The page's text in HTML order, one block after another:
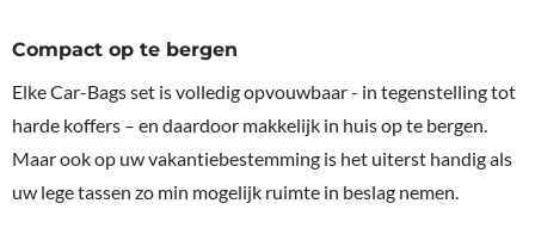
Compact op te bergen
Elke Car-Bags set is volledig opvouwbaar - in tegenstelling tot
harde koffers – en daardoor makkelijk in huis op te bergen.
Maar ook op uw vakantiebestemming is het uiterst handig als
uw lege tassen zo min mogelijk ruimte in beslag nemen.